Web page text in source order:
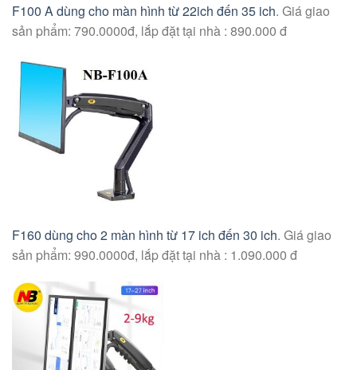
F100 A dùng cho màn hình từ 22ich đến 35 ich. Giá giao
sản phẩm: 790.0000đ, lắp đặt tại nhà : 890.000 đ
F160 dùng cho 2 màn hình từ 17 ich đến 30 ich. Giá giao
sản phẩm: 990.0000đ, lắp đặt tại nhà : 1.090.000 đ